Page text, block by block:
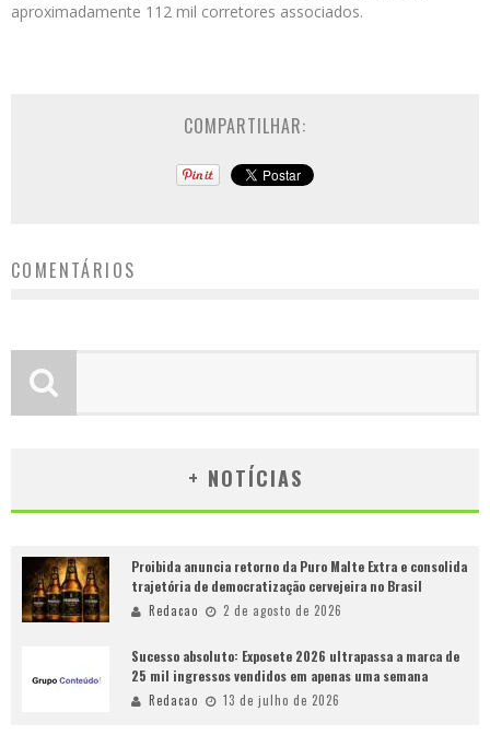
aproximadamente 112 mil corretores associados.
COMPARTILHAR:
COMENTÁRIOS
+ NOTÍCIAS
Proibida anuncia retorno da Puro Malte Extra e consolida
trajetória de democratização cervejeira no Brasil
Redacao 2 de agosto de 2026
Sucesso absoluto: Exposete 2026 ultrapassa a marca de
25 mil ingressos vendidos em apenas uma semana
Redacao 13 de julho de 2026